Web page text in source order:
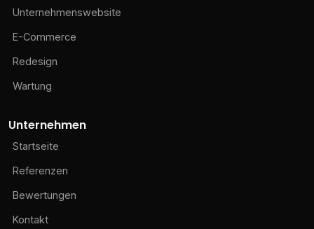
Unternehmenswebsite
E-Commerce
Redesign
Wartung
Unternehmen
Startseite
Referenzen
Bewertungen
Kontakt